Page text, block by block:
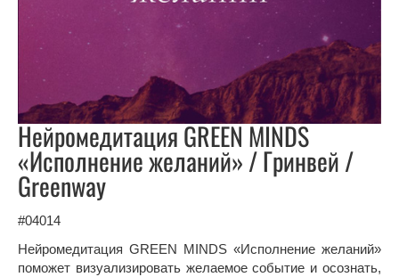
Нейромедитация GREEN MINDS
«Исполнение желаний» / Гринвей /
Greenway
#04014
Нейромедитация GREEN MINDS «Исполнение желаний»
поможет визуализировать желаемое событие и осознать,